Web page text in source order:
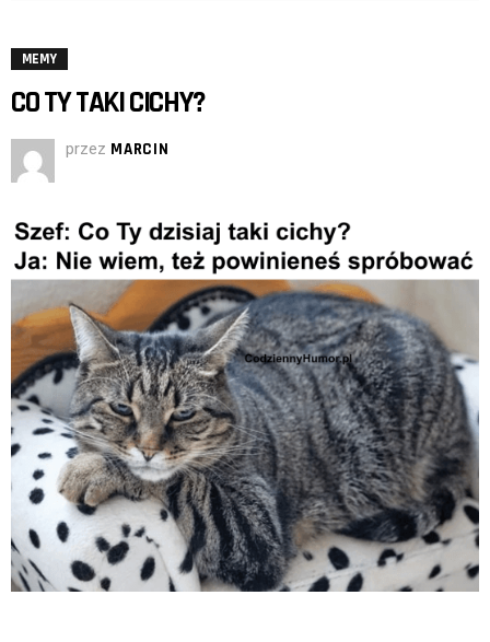
MEMY
CO TY TAKI CICHY?
przez MARCIN